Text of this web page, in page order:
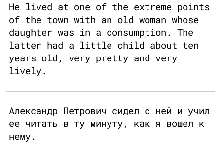
He lived at one of the extreme points
of the town with an old woman whose
daughter was in a consumption. The
latter had a little child about ten
years old, very pretty and very
lively.
Александр Петрович сидел с ней и учил
ее читать в ту минуту, как я вошел к
нему.